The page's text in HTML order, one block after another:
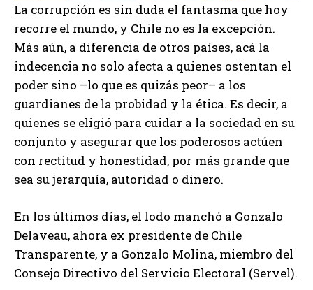
La corrupción es sin duda el fantasma que hoy
recorre el mundo, y Chile no es la excepción.
Más aún, a diferencia de otros países, acá la
indecencia no solo afecta a quienes ostentan el
poder sino –lo que es quizás peor– a los
guardianes de la probidad y la ética. Es decir, a
quienes se eligió para cuidar a la sociedad en su
conjunto y asegurar que los poderosos actúen
con rectitud y honestidad, por más grande que
sea su jerarquía, autoridad o dinero.
En los últimos días, el lodo manchó a Gonzalo
Delaveau, ahora ex presidente de Chile
Transparente, y a Gonzalo Molina, miembro del
Consejo Directivo del Servicio Electoral (Servel).